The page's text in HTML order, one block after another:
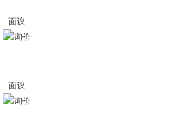
面议
面议